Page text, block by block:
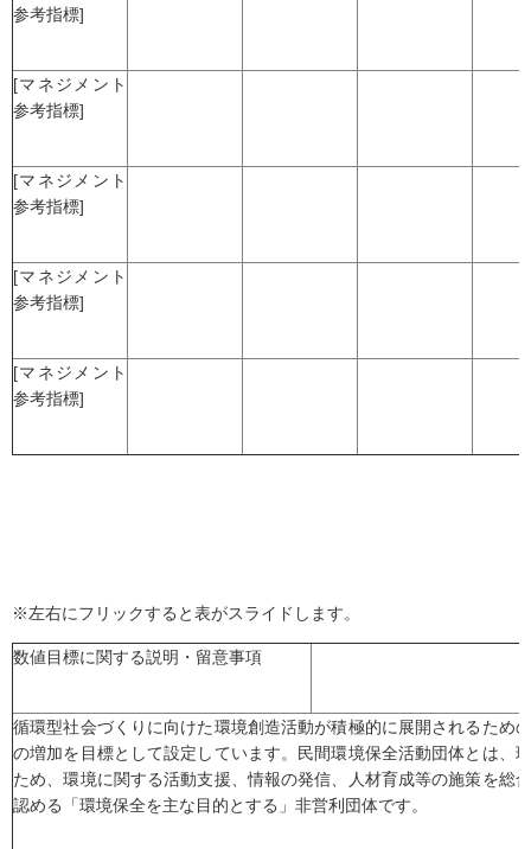
参考指標]
[マネジメント
参考指標]
[マネジメント
参考指標]
[マネジメント
参考指標]
[マネジメント
参考指標]
※左右にフリックすると表がスライドします。
数値目標に関する説明・留意事項
循環型社会づくりに向けた環境創造活動が積極的に展開されるため
の増加を目標として設定しています。民間環境保全活動団体とは、
ため、環境に関する活動支援、情報の発信、人材育成等の施策を総
認める「環境保全を主な目的とする」非営利団体です。